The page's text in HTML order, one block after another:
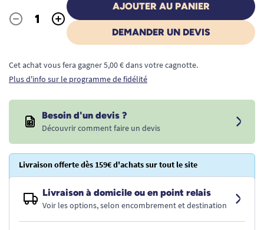
Quantité
- +
AJOUTER AU PANIER
DEMANDER UN DEVIS
Cet achat vous fera gagner 5,00 € dans votre cagnotte.
Plus d'info sur le programme de fidélité
Besoin d'un devis ?
Découvrir comment faire un devis
Livraison offerte dès 159€ d'achats sur tout le site
Livraison à domicile ou en point relais
Voir les options, selon encombrement et destination